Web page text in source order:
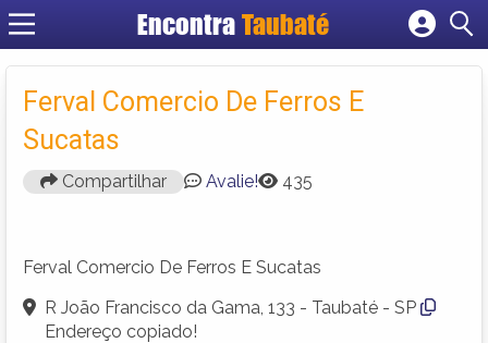
EncontraTaubaté
Cadastrar empresa
Criar conta
Ferval Comercio De Ferros E
Sucatas
Compartilhar Avalie! 435
Ferval Comercio De Ferros E Sucatas
R João Francisco da Gama, 133 - Taubaté - SP
Endereço copiado!